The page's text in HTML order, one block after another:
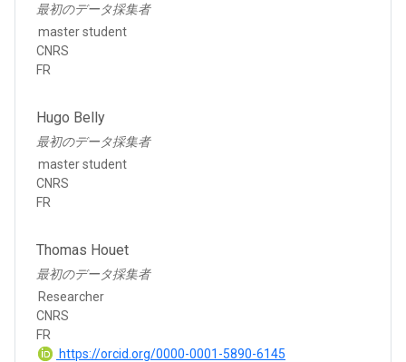
最初のデータ採集者
master student
CNRS
FR
Hugo Belly
最初のデータ採集者
master student
CNRS
FR
Thomas Houet
最初のデータ採集者
Researcher
CNRS
FR
https://orcid.org/0000-0001-5890-6145